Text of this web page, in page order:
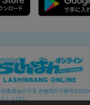
安委員会許可済 古物商許可番号
しんばん